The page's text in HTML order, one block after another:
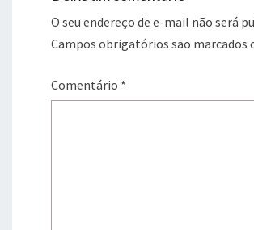
O seu endereço de e-mail não será
Campos obrigatórios são marcados
Comentário *